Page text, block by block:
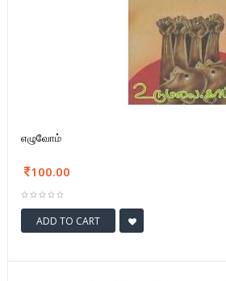
எழுவோம்
100.00
ADD TO CART